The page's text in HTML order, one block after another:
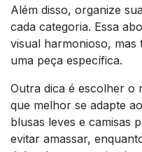
Além disso, organize
cada categoria. Essa
visual harmonioso, mas
uma peça específica.
Outra dica é escolher o
que melhor se adapte
blusas leves e camisas
evitar amassar,